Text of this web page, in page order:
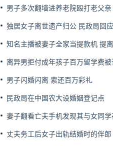
男子多次翻墙进养老院殴打老父亲
独居女子离世遗产归公 民政局回应
知名主播被妻子全家当提款机 提
离异男拒付成年孩子百万留学费被
男子闪婚闪离 索还百万彩礼
民政局在中国农大设婚姻登记点
妻子翻看亡夫手机发现其与女同学
丈夫务工后女子出轨结婚时的伴郎